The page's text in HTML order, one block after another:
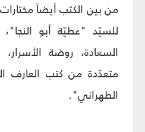
من بين الكتب أيضاً
للسيّد "عطيّة أبو النجا"،
السعادة، روضة
متعدّدة من كتب العارف
الطهراني".